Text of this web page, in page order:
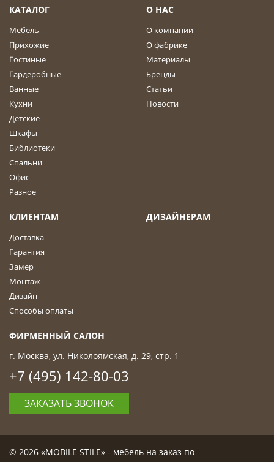
КАТАЛОГ
Мебель
Прихожие
Гостиные
Гардеробные
Ванные
Кухни
Детские
Шкафы
Библиотеки
Спальни
Офис
Разное
О НАС
О компании
О фабрике
Материалы
Бренды
Статьи
Новости
КЛИЕНТАМ
Доставка
Гарантия
Замер
Монтаж
Дизайн
Способы оплаты
ДИЗАЙНЕРАМ
ФИРМЕННЫЙ САЛОН
г. Москва, ул. Николоямская, д. 29, стр. 1
+7 (495) 142-80-03
ЗАКАЗАТЬ ЗВОНОК
© 2026 «MOBILE STILE» - мебель на заказ по